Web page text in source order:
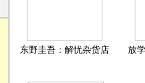
东野圭吾：解忧杂货店 放